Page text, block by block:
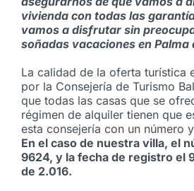
vivienda con todas las
vamos a disfrutar sin
soñadas vacaciones en Palma
La calidad de la oferta turística
por la Consejería de Turismo
que todas las casas que se
régimen de alquiler tienen que
esta consejería con un número
En el caso de nuestra villa, el
9624, y la fecha de registro el
de 2.016.